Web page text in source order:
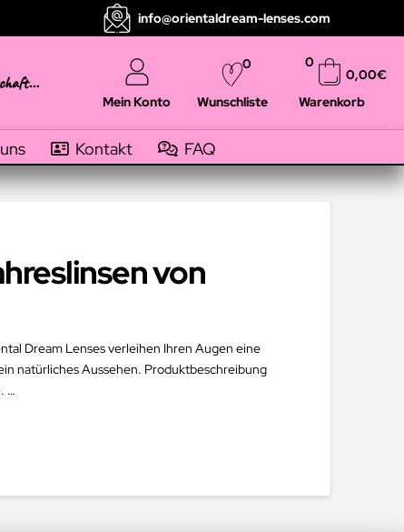
info@orientaldream-lenses.com
Mein Konto Wunschliste
0
Warenkorb
0,00€
0
Kontakt FAQ
von
Dream Lenses verleihen Ihren Augen eine
natürliches Aussehen. Produktbeschreibung
…